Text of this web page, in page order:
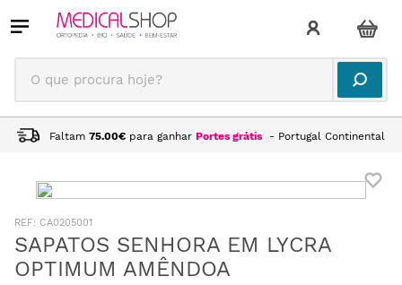
O que procura hoje?
Faltam 75.00€ para ganhar Portes grátis - Portugal Continental
: CA0205001
SAPATOS SENHORA EM LYCRA
OPTIMUM AMÊNDOA